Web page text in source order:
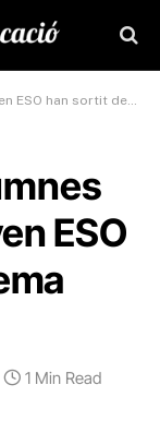
sistema aquest setembre​
ESO
1 Min Read